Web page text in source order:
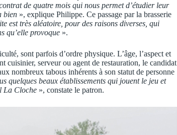
de quatre mois qui nous permet d’étudier leur
bien », explique Philippe. Ce passage par la brasserie
est très aléatoire, pour des raisons diverses, qui
qu’elle provoque ».
sont parfois d’ordre physique. L’âge, l’aspect et
cuisinier, serveur ou agent de restauration, le candidat
nombreux tabous inhérents à son statut de personne
quelques beaux établissements qui jouent le jeu et
La Cloche », constate le patron.